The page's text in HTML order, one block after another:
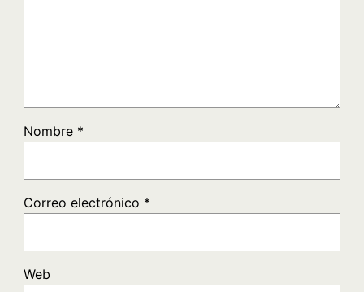
Nombre *
Correo electrónico *
Web